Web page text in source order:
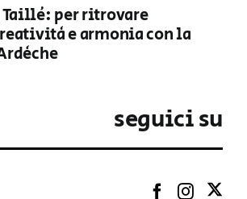
Taillé: per ritrovare
e armonia con la
seguici su